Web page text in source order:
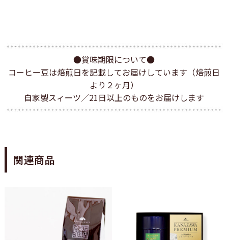
●賞味期限について●
コーヒー豆は焙煎日を記載してお届けしています（焙煎日
より２ヶ月）
自家製スィーツ／21日以上のものをお届けします
関連商品